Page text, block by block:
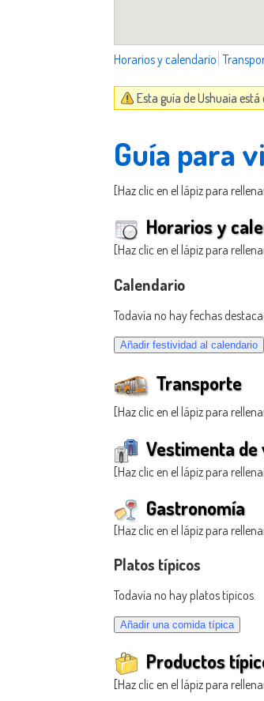
Horarios y calendario
Esta guía de Ushuaia
Guía para
[Haz clic en el lápiz para
Horarios y
[Haz clic en el lápiz para
Calendario
Todavía no hay fechas
Transporte
[Haz clic en el lápiz para
Vestimenta de
[Haz clic en el lápiz para
Gastronomía
[Haz clic en el lápiz para
Platos típicos
Todavía no hay platos típicos.
Productos
[Haz clic en el lápiz para